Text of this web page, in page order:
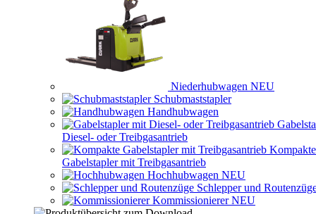
Niederhubwagen NEU
Schubmaststapler
Handhubwagen
Diesel- oder Treibgasantrieb
Kompakte
Gabelstapler mit Treibgasantrieb
Hochhubwagen NEU
Schlepper und
Kommissionierer NEU